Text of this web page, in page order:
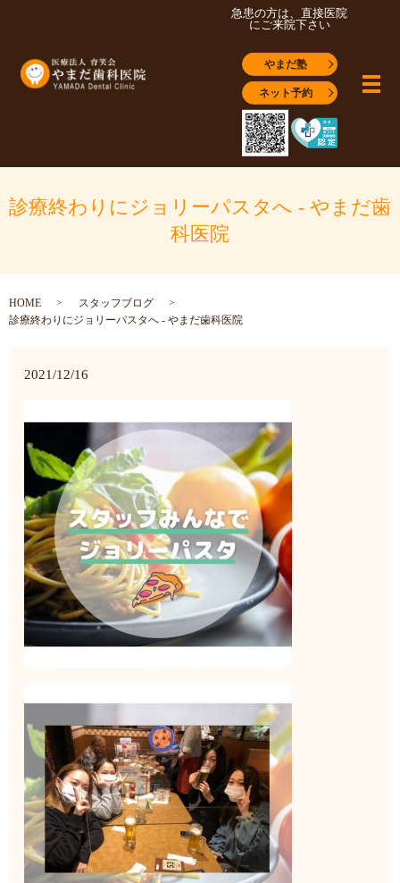
急患の方は、直接医院
にご来院下さい
やまだ塾
ネット予約 メ
診療終わりにジョリーパスタへ - やまだ歯
科医院
HOME
スタッフブログ
診療終わりにジョリーパスタへ - やまだ歯科医院
2021/12/16